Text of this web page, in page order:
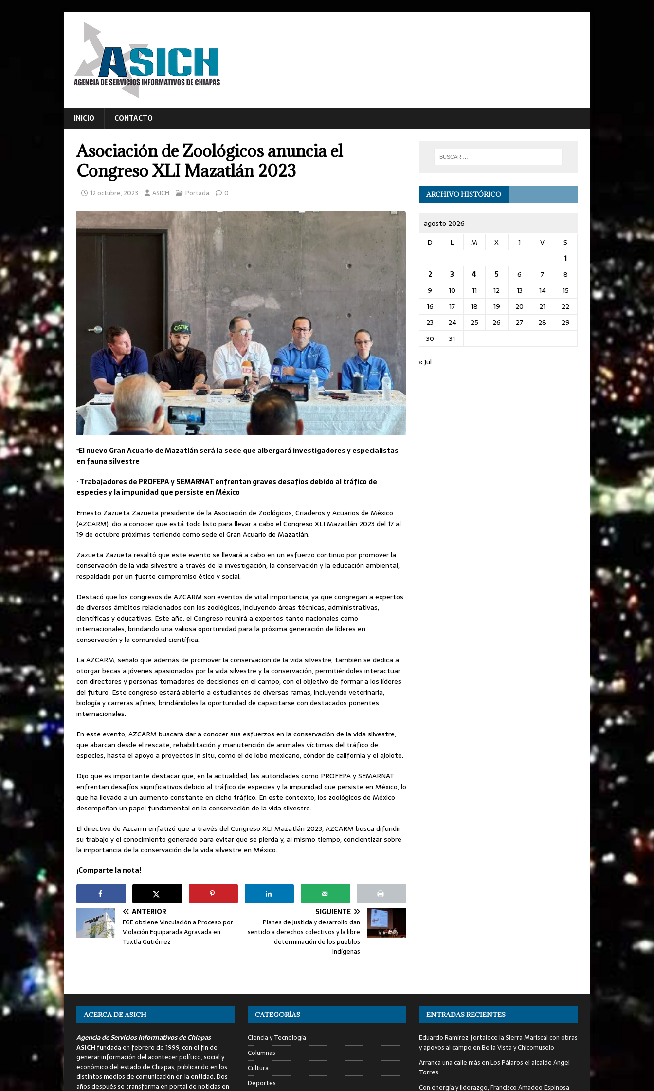
INICIO CONTACTO
Asociación de Zoológicos anuncia el
Congreso XLI Mazatlán 2023
12 octubre, 2023 ASICH Portada 0
*El nuevo Gran Acuario de Mazatlán será la sede que albergará investigadores y especialistas
en fauna silvestre
· Trabajadores de PROFEPA y SEMARNAT enfrentan graves desafíos debido al tráfico de
especies y la impunidad que persiste en México
Ernesto Zazueta Zazueta presidente de la Asociación de Zoológicos, Criaderos y Acuarios de México
(AZCARM), dio a conocer que está todo listo para llevar a cabo el Congreso XLI Mazatlán 2023 del 17 al
19 de octubre próximos teniendo como sede el Gran Acuario de Mazatlán.
Zazueta Zazueta resaltó que este evento se llevará a cabo en un esfuerzo continuo por promover la
conservación de la vida silvestre a través de la investigación, la conservación y la educación ambiental,
respaldado por un fuerte compromiso ético y social.
Destacó que los congresos de AZCARM son eventos de vital importancia, ya que congregan a expertos
de diversos ámbitos relacionados con los zoológicos, incluyendo áreas técnicas, administrativas,
científicas y educativas. Este año, el Congreso reunirá a expertos tanto nacionales como
internacionales, brindando una valiosa oportunidad para la próxima generación de líderes en
conservación y la comunidad científica.
La AZCARM, señaló que además de promover la conservación de la vida silvestre, también se dedica a
otorgar becas a jóvenes apasionados por la vida silvestre y la conservación, permitiéndoles interactuar
con directores y personas tomadores de decisiones en el campo, con el objetivo de formar a los líderes
del futuro. Este congreso estará abierto a estudiantes de diversas ramas, incluyendo veterinaria,
biología y carreras afines, brindándoles la oportunidad de capacitarse con destacados ponentes
internacionales.
En este evento, AZCARM buscará dar a conocer sus esfuerzos en la conservación de la vida silvestre,
que abarcan desde el rescate, rehabilitación y manutención de animales víctimas del tráfico de
especies, hasta el apoyo a proyectos in situ, como el de lobo mexicano, cóndor de california y el ajolote.
Dijo que es importante destacar que, en la actualidad, las autoridades como PROFEPA y SEMARNAT
enfrentan desafíos significativos debido al tráfico de especies y la impunidad que persiste en México, lo
que ha llevado a un aumento constante en dicho tráfico. En este contexto, los zoológicos de México
desempeñan un papel fundamental en la conservación de la vida silvestre.
El directivo de Azcarm enfatizó que a través del Congreso XLI Mazatlán 2023, AZCARM busca difundir
su trabajo y el conocimiento generado para evitar que se pierda y, al mismo tiempo, concientizar sobre
la importancia de la conservación de la vida silvestre en México.
¡Comparte la nota!
ANTERIOR
FGE obtiene Vinculación a Proceso por
Violación Equiparada Agravada en
Tuxtla Gutiérrez
SIGUIENTE
Planes de justicia y desarrollo dan
sentido a derechos colectivos y la libre
determinación de los pueblos
indígenas
ARCHIVO HISTÓRICO
agosto 2026
D
L M X J V
S
1
2
3 4 5 6 7
8
9
10 11 12 13 14
15
16
17 18 19 20 21
22
23
24 25 26 27 28
29
30
31
« Jul
ACERCA DE ASICH
Agencia de Servicios Informativos de Chiapas
ASICH fundada en febrero de 1999, con el fin de
generar información del acontecer político, social y
económico del estado de Chiapas, publicando en los
distintos medios de comunicación en la entidad. Dos
años después se transforma en portal de noticias en
CATEGORÍAS
Ciencia y Tecnología
Columnas
Cultura
Deportes
ENTRADAS RECIENTES
Eduardo Ramírez fortalece la Sierra Mariscal con obras
y apoyos al campo en Bella Vista y Chicomuselo
Arranca una calle más en Los Pájaros el alcalde Angel
Torres
Con energía y liderazgo, Francisco Amadeo Espinosa